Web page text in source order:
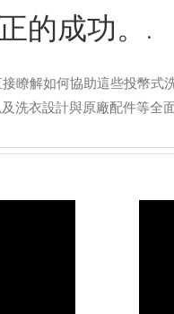
的成功。.
解如何協助這些投幣式
洗衣設計與原廠配件等全面